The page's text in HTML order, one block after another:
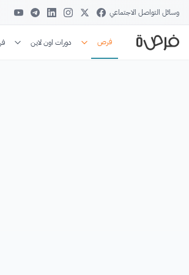
وسائل التواصل الاجتماعي
فرص دورات اون لاين